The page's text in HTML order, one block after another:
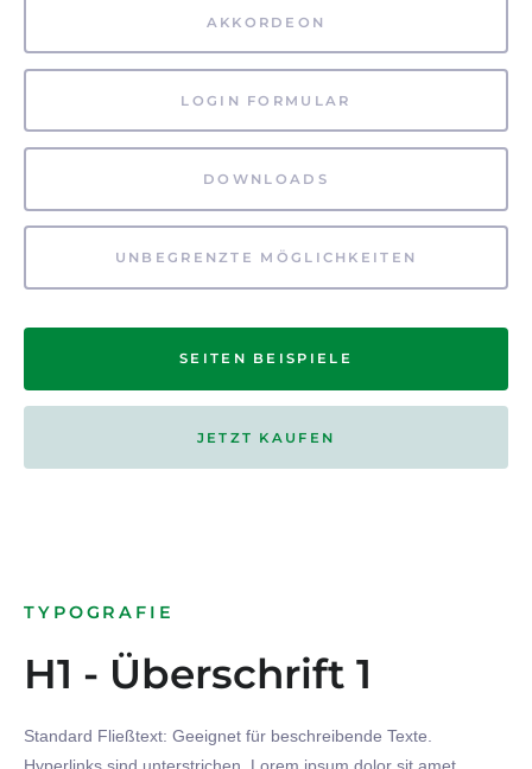
AKKORDEON
LOGIN FORMULAR
DOWNLOADS
UNBEGRENZTE MÖGLICHKEITEN
SEITEN BEISPIELE
JETZT KAUFEN
TYPOGRAFIE
H1 - Überschrift 1
Standard Fließtext: Geeignet für beschreibende Texte.